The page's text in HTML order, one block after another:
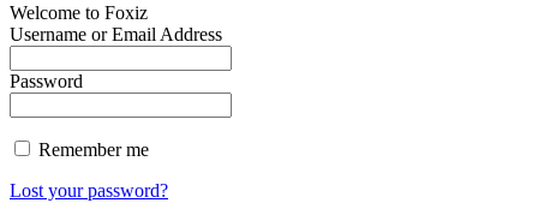
Welcome to Foxiz
Username or Email Address
Password
Remember me
Lost your password?